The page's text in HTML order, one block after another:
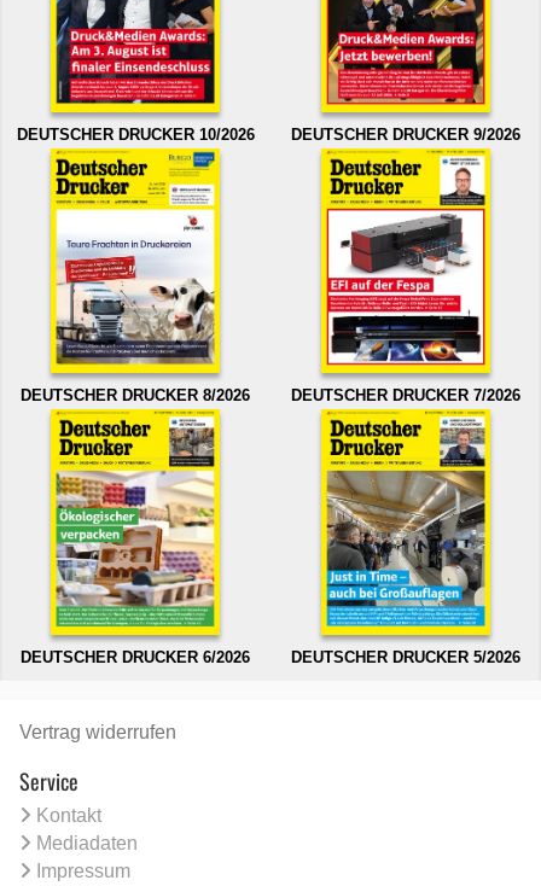
DEUTSCHER DRUCKER 10/2026 DEUTSCHER DRUCKER 9/2026
DEUTSCHER DRUCKER 8/2026 DEUTSCHER DRUCKER 7/2026
DEUTSCHER DRUCKER 6/2026 DEUTSCHER DRUCKER 5/2026
Vertrag widerrufen
Service
Kontakt
Mediadaten
Impressum